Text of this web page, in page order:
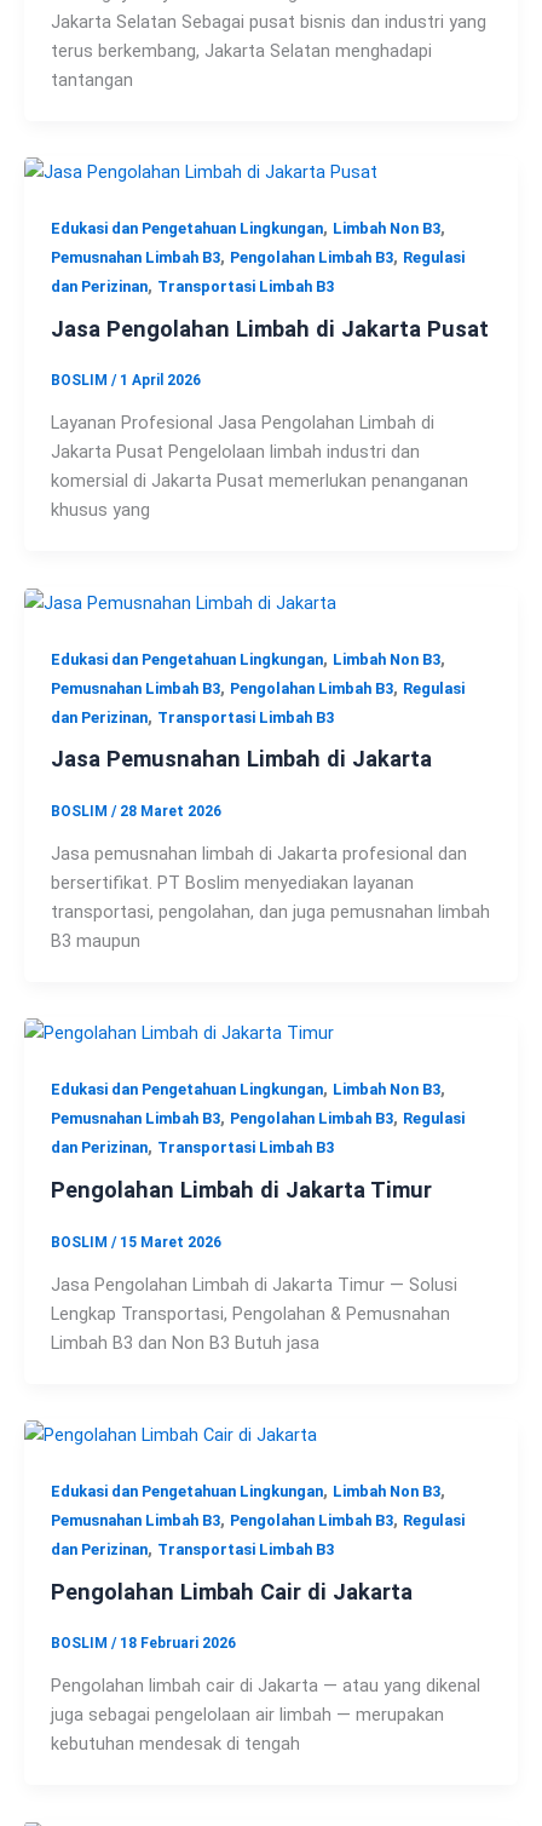
Jakarta Selatan Sebagai pusat bisnis dan industri yang
terus berkembang, Jakarta Selatan menghadapi
tantangan
Edukasi dan Pengetahuan Lingkungan, Limbah Non B3,
Pemusnahan Limbah B3, Pengolahan Limbah B3, Regulasi
dan Perizinan, Transportasi Limbah B3
Jasa Pengolahan Limbah di Jakarta Pusat
BOSLIM / 1 April 2026
Layanan Profesional Jasa Pengolahan Limbah di
Jakarta Pusat Pengelolaan limbah industri dan
komersial di Jakarta Pusat memerlukan penanganan
khusus yang
Edukasi dan Pengetahuan Lingkungan, Limbah Non B3,
Pemusnahan Limbah B3, Pengolahan Limbah B3, Regulasi
dan Perizinan, Transportasi Limbah B3
Jasa Pemusnahan Limbah di Jakarta
BOSLIM / 28 Maret 2026
Jasa pemusnahan limbah di Jakarta profesional dan
bersertifikat. PT Boslim menyediakan layanan
transportasi, pengolahan, dan juga pemusnahan limbah
B3 maupun
Edukasi dan Pengetahuan Lingkungan, Limbah Non B3,
Pemusnahan Limbah B3, Pengolahan Limbah B3, Regulasi
dan Perizinan, Transportasi Limbah B3
Pengolahan Limbah di Jakarta Timur
BOSLIM / 15 Maret 2026
Jasa Pengolahan Limbah di Jakarta Timur — Solusi
Lengkap Transportasi, Pengolahan & Pemusnahan
Limbah B3 dan Non B3 Butuh jasa
Edukasi dan Pengetahuan Lingkungan, Limbah Non B3,
Pemusnahan Limbah B3, Pengolahan Limbah B3, Regulasi
dan Perizinan, Transportasi Limbah B3
Pengolahan Limbah Cair di Jakarta
BOSLIM / 18 Februari 2026
Pengolahan limbah cair di Jakarta — atau yang dikenal
juga sebagai pengelolaan air limbah — merupakan
kebutuhan mendesak di tengah